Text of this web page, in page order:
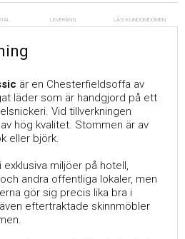
LEVERANS LÄS KUNDOMDÖMEN
är en Chesterfieldsoffa av
läder som är handgjord på ett
Vid tillverkningen
hög kvalitet. Stommen är av
eller björk.
miljöer på hotell,
andra offentliga lokaler, men
gör sig precis lika bra i
eftertraktade skinnmöbler